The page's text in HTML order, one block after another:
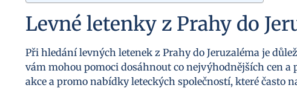
Levné letenky z Prahy do
Při hledání levných letenek z Prahy do Jeruzaléma je
vám mohou pomoci dosáhnout co nejvýhodnějších cen
akce a promo nabídky leteckých společností, které často